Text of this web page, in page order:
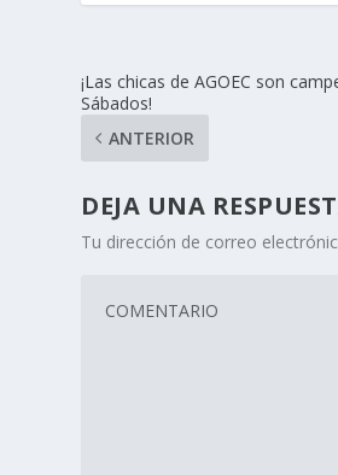
¡Las chicas de AGOEC son
Sábados!
ANTERIOR
DEJA UNA
Tu dirección de correo